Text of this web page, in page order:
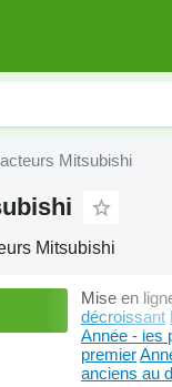
Mitsubishi
Mitsubishi
Mise en
décroissant
Année - les
premier
anciens au